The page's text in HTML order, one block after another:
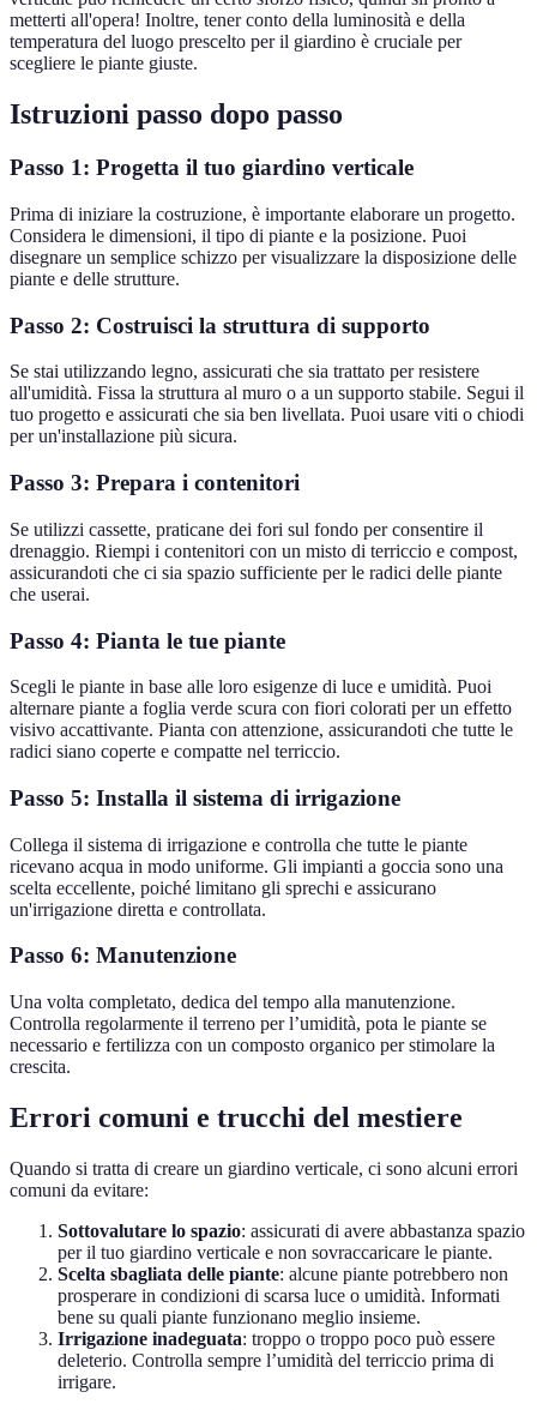
metterti all'opera! Inoltre, tener conto della luminosità e della
temperatura del luogo prescelto per il giardino è cruciale per
scegliere le piante giuste.
Istruzioni passo dopo passo
Passo 1: Progetta il tuo giardino verticale
Prima di iniziare la costruzione, è importante elaborare un progetto.
Considera le dimensioni, il tipo di piante e la posizione. Puoi
disegnare un semplice schizzo per visualizzare la disposizione delle
piante e delle strutture.
Passo 2: Costruisci la struttura di supporto
Se stai utilizzando legno, assicurati che sia trattato per resistere
all'umidità. Fissa la struttura al muro o a un supporto stabile. Segui il
tuo progetto e assicurati che sia ben livellata. Puoi usare viti o chiodi
per un'installazione più sicura.
Passo 3: Prepara i contenitori
Se utilizzi cassette, praticane dei fori sul fondo per consentire il
drenaggio. Riempi i contenitori con un misto di terriccio e compost,
assicurandoti che ci sia spazio sufficiente per le radici delle piante
che userai.
Passo 4: Pianta le tue piante
Scegli le piante in base alle loro esigenze di luce e umidità. Puoi
alternare piante a foglia verde scura con fiori colorati per un effetto
visivo accattivante. Pianta con attenzione, assicurandoti che tutte le
radici siano coperte e compatte nel terriccio.
Passo 5: Installa il sistema di irrigazione
Collega il sistema di irrigazione e controlla che tutte le piante
ricevano acqua in modo uniforme. Gli impianti a goccia sono una
scelta eccellente, poiché limitano gli sprechi e assicurano
un'irrigazione diretta e controllata.
Passo 6: Manutenzione
Una volta completato, dedica del tempo alla manutenzione.
Controlla regolarmente il terreno per l’umidità, pota le piante se
necessario e fertilizza con un composto organico per stimolare la
crescita.
Errori comuni e trucchi del mestiere
Quando si tratta di creare un giardino verticale, ci sono alcuni errori
comuni da evitare:
Sottovalutare lo spazio: assicurati di avere abbastanza spazio
per il tuo giardino verticale e non sovraccaricare le piante.
Scelta sbagliata delle piante: alcune piante potrebbero non
prosperare in condizioni di scarsa luce o umidità. Informati
bene su quali piante funzionano meglio insieme.
Irrigazione inadeguata: troppo o troppo poco può essere
deleterio. Controlla sempre l’umidità del terriccio prima di
irrigare.